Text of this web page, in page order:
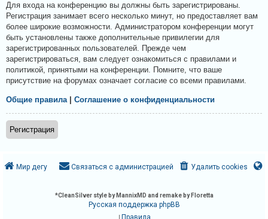
Т
е
м
ы
б
е
з
о
т
в
т
Для входа на конференцию вы должны быть зарегистрированы.
Регистрация занимает всего несколько минут, но предоставляет вам
более широкие возможности. Администратором конференции могут
быть установлены также дополнительные привилегии для
зарегистрированных пользователей. Прежде чем
зарегистрироваться, вам следует ознакомиться с правилами и
политикой, принятыми на конференции. Помните, что ваше
присутствие на форумах означает согласие со всеми правилами.
Общие правила | Соглашение о конфиденциальности
Регистрация
Мир дегу Удалить cookies
Связаться с администрацией
*CleanSilver style by MannixMD and remake by Floretta
Русская поддержка phpBB
Правила